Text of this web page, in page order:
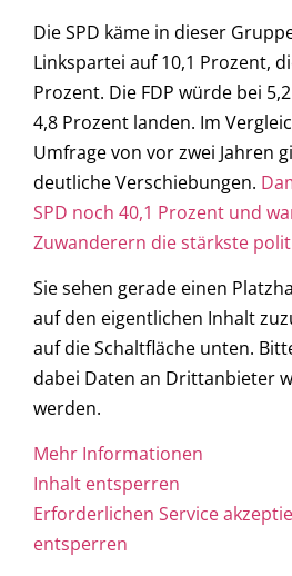
Die SPD käme in dieser
Linkspartei auf 10,1 Prozent,
Prozent. Die FDP würde bei
4,8 Prozent landen. Im
Umfrage von vor zwei Jahren
deutliche Verschiebungen.
SPD noch 40,1 Prozent und
Zuwanderern die stärkste
Sie sehen gerade einen
auf den eigentlichen Inhalt
auf die Schaltfläche unten.
dabei Daten an Drittanbieter
werden.
Mehr Informationen
Inhalt entsperren
Erforderlichen Service
entsperren